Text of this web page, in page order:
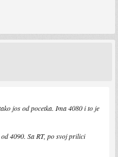
jos od pocetka. Ima 4080 i to je
4090. Sa RT, po svoj prilici